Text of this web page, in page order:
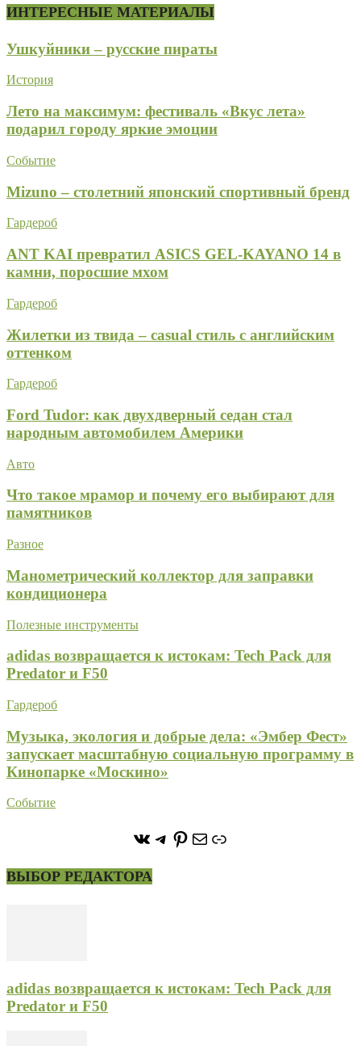
ИНТЕРЕСНЫЕ МАТЕРИАЛЫ
Ушкуйники – русские пираты
История
Лето на максимум: фестиваль «Вкус лета»
подарил городу яркие эмоции
Событие
Mizuno – столетний японский спортивный бренд
Гардероб
ANT KAI превратил ASICS GEL-KAYANO 14 в
камни, поросшие мхом
Гардероб
Жилетки из твида – casual стиль с английским
оттенком
Гардероб
Ford Tudor: как двухдверный седан стал
народным автомобилем Америки
Авто
Что такое мрамор и почему его выбирают для
памятников
Разное
Манометрический коллектор для заправки
кондиционера
Полезные инструменты
adidas возвращается к истокам: Tech Pack для
Predator и F50
Гардероб
Музыка, экология и добрые дела: «Эмбер Фест»
запускает масштабную социальную программу в
Кинопарке «Москино»
Событие
https://vk.com/
https://t.me/stoneforest
https://
ПочтаСсылка
ВЫБОР РЕДАКТОРА
adidas возвращается к истокам: Tech Pack для
Predator и F50